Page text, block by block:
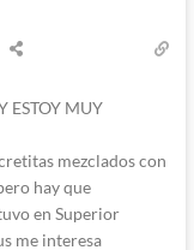
ESTOY MUY
mezclados con
hay que
en Superior
me interesa